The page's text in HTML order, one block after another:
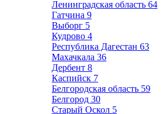
Ленинградская область 64
Гатчина 9
Выборг 5
Кудрово 4
Республика Дагестан 63
Махачкала 36
Дербент 8
Каспийск 7
Белгородская область 59
Белгород 30
Старый Оскол 5